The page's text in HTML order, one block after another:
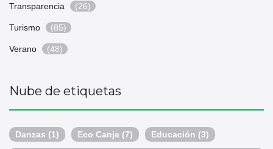
Transparencia (26)
Turismo (85)
Verano (48)
Nube de etiquetas
Danzas (1) Eco Canje (7) Educación (3)